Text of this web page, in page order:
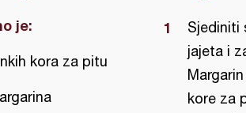
je:
kora za pitu
Sjediniti
jajeta i
kore za